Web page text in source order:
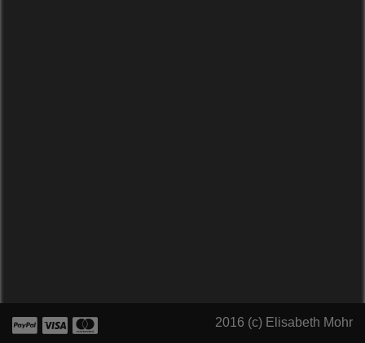
2016 (c) Elisabeth Mohr